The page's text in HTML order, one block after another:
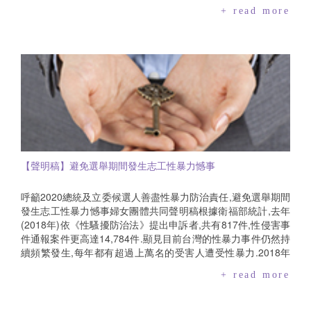
與談人,共同與瑞典、荷蘭、以色列的專家學者及現場來賓進行
+ read more
【聲明稿】避免選舉期間發生志工性暴力憾事
呼籲2020總統及立委候選人善盡性暴力防治責任,避免選舉期間
發生志工性暴力憾事婦女團體共同聲明稿根據衛福部統計,去年
(2018年)依《性騷擾防治法》提出申訴者,共有817件,性侵害事
件通報案件更高達14,784件.顯見目前台灣的性暴力事件仍然持
續頻繁發生,每年都有超過上萬名的受害人遭受性暴力.2018年
擾性侵害案件軍職人員教育人員公務人員私人企業申訴、通報
+ read more